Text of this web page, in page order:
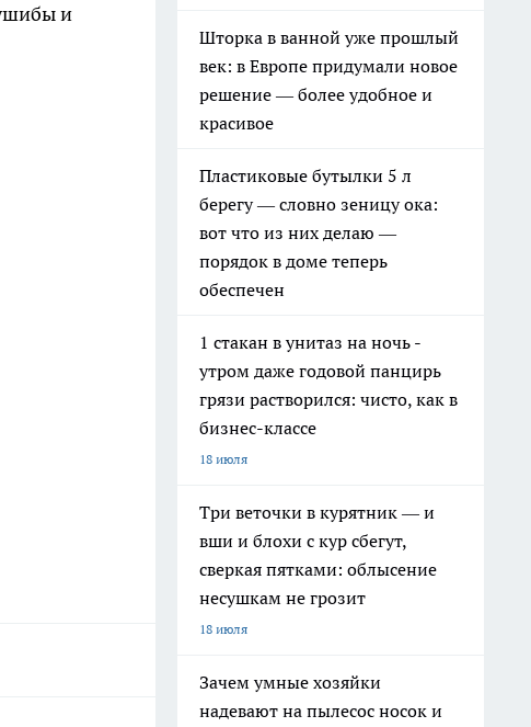
и
Шторка в ванной уже прошлый
век: в Европе придумали новое
решение — более удобное и
красивое
Пластиковые бутылки 5 л
берегу — словно зеницу ока:
вот что из них делаю —
порядок в доме теперь
обеспечен
1 стакан в унитаз на ночь -
утром даже годовой панцирь
грязи растворился: чисто, как в
бизнес-классе
18 июля
Три веточки в курятник — и
вши и блохи с кур сбегут,
сверкая пятками: облысение
несушкам не грозит
18 июля
Зачем умные хозяйки
надевают на пылесос носок и